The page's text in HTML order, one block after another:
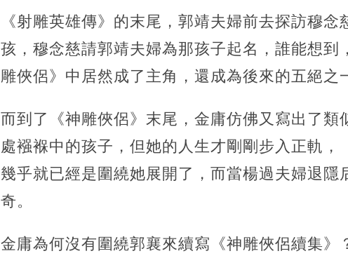
《射雕英雄傳》的末尾，郭靖夫婦前去探訪穆
孩，穆念慈請郭靖夫婦為那孩子起名，誰能想
雕俠侶》中居然成了主角，還成為後來的五絕之
而到了《神雕俠侶》末尾，金庸仿佛又寫出了
處襁褓中的孩子，但她的人生才剛剛步入正軌
幾乎就已經是圍繞她展開了，而當楊過夫婦退
奇。
金庸為何沒有圍繞郭襄來續寫《神雕俠侶續集》